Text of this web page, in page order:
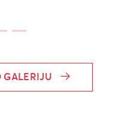
GALERIJU